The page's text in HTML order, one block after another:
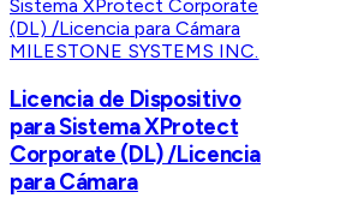
MILESTONE SYSTEMS INC.
Licencia de Dispositivo
para Sistema XProtect
Corporate (DL) /Licencia
para Cámara